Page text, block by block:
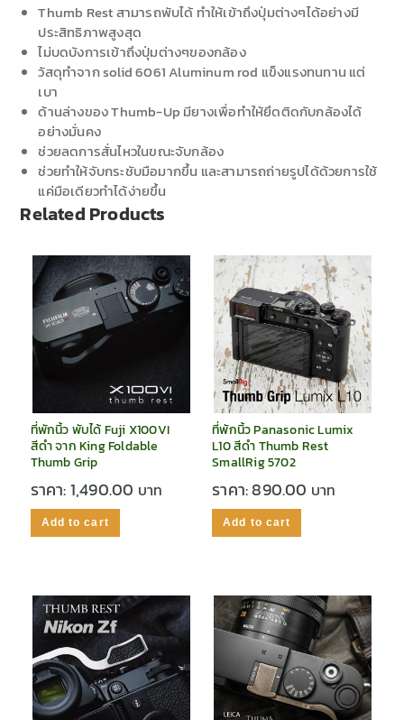
Thumb Rest สามารถพับได้ ทำให้เข้าถึงปุ่มต่างๆได้อย่างมี
ประสิทธิภาพสูงสุด
ไม่บดบังการเข้าถึงปุ่มต่างๆของกล้อง
วัสดุทำจาก solid 6061 Aluminum rod แข็งแรงทนทาน แต่
เบา
ด้านล่างของ Thumb-Up มียางเพื่อทำให้ยึดติดกับกล้องได้
อย่างมั่นคง
ช่วยลดการสั่นไหวในขณะจับกล้อง
ช่วยทำให้จับกระชับมือมากขึ้น และสามารถถ่ายรูปได้ด้วยการใช้
แค่มือเดียวทำได้ง่ายขึ้น
Related Products
ที่พักนิ้ว พับได้ Fuji X100VI
สีดำ จาก King Foldable
Thumb Grip
ราคา:1,490.00
Add to cart
ที่พักนิ้ว Panasonic Lumix
L10 สีดำ Thumb Rest
SmallRig 5702
ราคา:890.00
Add to cart